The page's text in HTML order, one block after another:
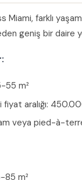
Miami, farklı
geniş bir daire
55 m²
fiyat aralığı:
veya pied-à-
85 m²